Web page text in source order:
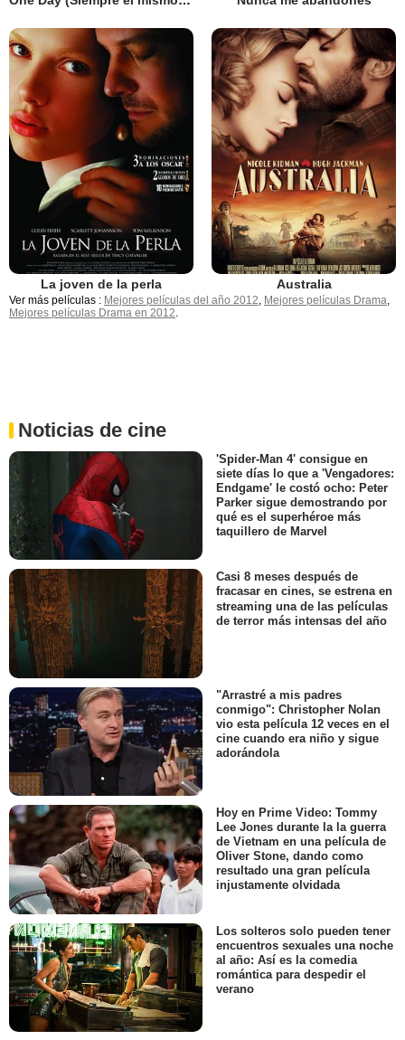
La joven de la perla Australia
Ver más películas : Mejores películas del año 2012, Mejores películas Drama,
Mejores películas Drama en 2012.
Noticias de cine
'Spider-Man 4' consigue en
siete días lo que a 'Vengadores:
Endgame' le costó ocho: Peter
Parker sigue demostrando por
qué es el superhéroe más
taquillero de Marvel
Casi 8 meses después de
fracasar en cines, se estrena en
streaming una de las películas
de terror más intensas del año
"Arrastré a mis padres
conmigo": Christopher Nolan
vio esta película 12 veces en el
cine cuando era niño y sigue
adorándola
Hoy en Prime Video: Tommy
Lee Jones durante la la guerra
de Vietnam en una película de
Oliver Stone, dando como
resultado una gran película
injustamente olvidada
Los solteros solo pueden tener
encuentros sexuales una noche
al año: Así es la comedia
romántica para despedir el
verano